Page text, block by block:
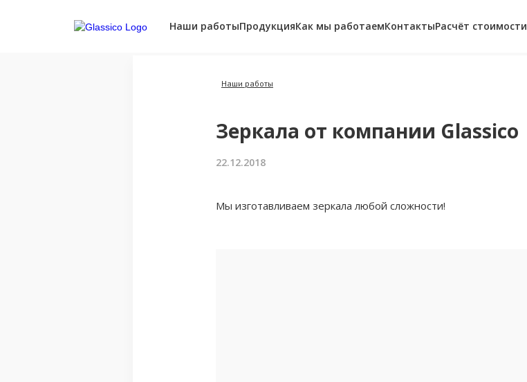
Наши работыПродукцияКак мы работаемКонтактыРасчёт стоимости
Наши работы
Зеркала от компании Glassico
22.12.2018
Мы изготавливаем зеркала любой сложности!